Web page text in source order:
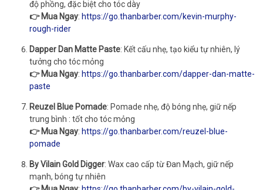
độ phồng, đặc biệt cho tóc dày
👉 Mua Ngay: https://go.thanbarber.com/kevin-murphy-
rough-rider
Dapper Dan Matte Paste: Kết cấu nhẹ, tạo kiểu tự nhiên, lý
tưởng cho tóc mỏng
👉 Mua Ngay: https://go.thanbarber.com/dapper-dan-matte-
paste
Reuzel Blue Pomade: Pomade nhẹ, độ bóng nhẹ, giữ nếp
trung bình : tốt cho tóc mỏng
👉 Mua Ngay: https://go.thanbarber.com/reuzel-blue-
pomade
By Vilain Gold Digger: Wax cao cấp từ Đan Mạch, giữ nếp
mạnh, bóng tự nhiên